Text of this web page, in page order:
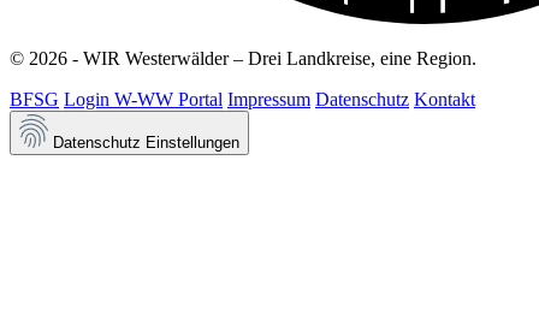
© 2026 - WIR Westerwälder – Drei Landkreise, eine Region.
BFSG Login W-WW Portal Impressum Datenschutz Kontakt
Datenschutz Einstellungen